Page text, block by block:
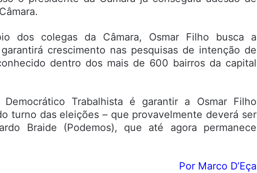
dos colegas da Câmara, Osmar Filho busca a
crescimento nas pesquisas de intenção de
dentro dos mais de 600 bairros da capital
Trabalhista é garantir a Osmar Filho
turno das eleições – que provavelmente deverá ser
Braide (Podemos), que até agora permanece
Por Marco D’Eça